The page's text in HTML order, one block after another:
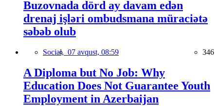
Buzovnada dörd ay davam edən
drenaj işləri ombudsmana müraciətə
səbəb olub
Social, 07 avqust, 08:59 346
A Diploma but No Job: Why
Education Does Not Guarantee Youth
Employment in Azerbaijan